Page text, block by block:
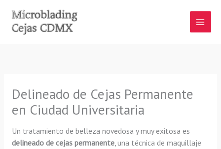
contenido
Delineado de Cejas Permanente
en Ciudad Universitaria
Un tratamiento de belleza novedosa y muy exitosa es
delineado de cejas permanente, una técnica de maquillaje